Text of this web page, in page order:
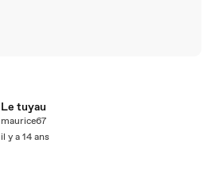
Le tuyau
maurice67
il y a 14 ans